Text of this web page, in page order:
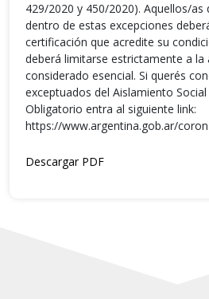
429/2020 y 450/2020). Aquellos/as
dentro de estas excepciones
certificación que acredite su
deberá limitarse estrictamente a la
considerado esencial. Si querés
exceptuados del Aislamiento
Obligatorio entra al siguiente link:
https://www.argentina.gob.ar/
Descargar PDF